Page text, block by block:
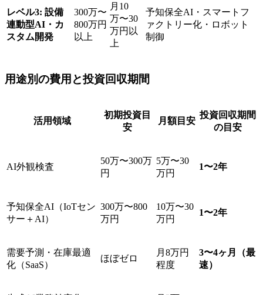
レベル3: 設備
連動型AI・カ
スタム開発
300万〜
800万円
以上
月10
万〜30
万円以
上
予知保全AI・スマートフ
ァクトリー化・ロボット
制御
用途別の費用と投資回収期間
活用領域
初期投資目
安
月額目安
投資回収期間
の目安
AI外観検査
50万〜300万
円
5万〜30
万円
1〜2年
予知保全AI（IoTセン
サー＋AI）
300万〜800
万円
10万〜30
万円
1〜2年
需要予測・在庫最適
化（SaaS）
ほぼゼロ
月8万円
程度
3〜4ヶ月（最
速）